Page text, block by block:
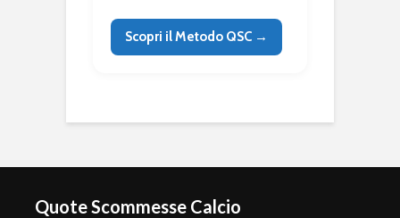
Scopri il Metodo QSC →
Quote Scommesse Calcio